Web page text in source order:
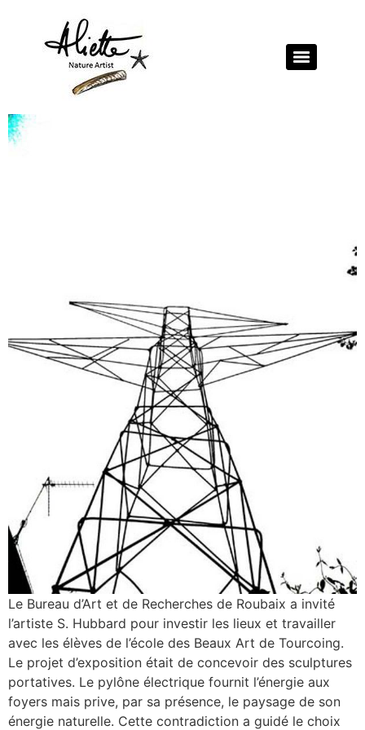
Le Bureau d’Art et de Recherches de Roubaix a invité
l’artiste S. Hubbard pour investir les lieux et travailler
avec les élèves de l’école des Beaux Art de Tourcoing.
Le projet d’exposition était de concevoir des sculptures
portatives. Le pylône électrique fournit l’énergie aux
foyers mais prive, par sa présence, le paysage de son
énergie naturelle. Cette contradiction a guidé le choix